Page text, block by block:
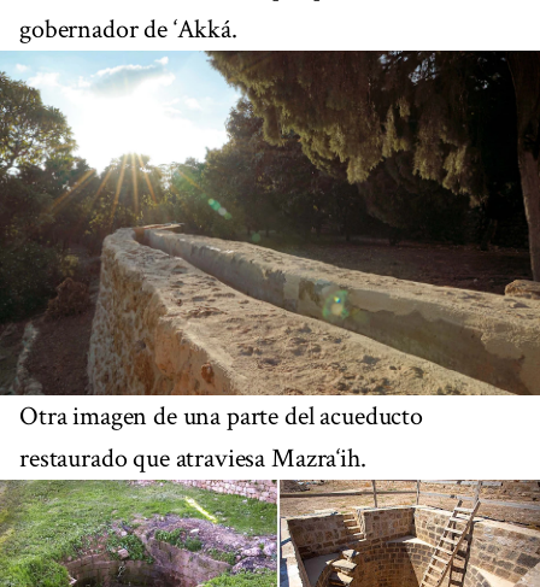
gobernador de ‘Akká.
Otra imagen de una parte del acueducto
restaurado que atraviesa Mazra‘ih.